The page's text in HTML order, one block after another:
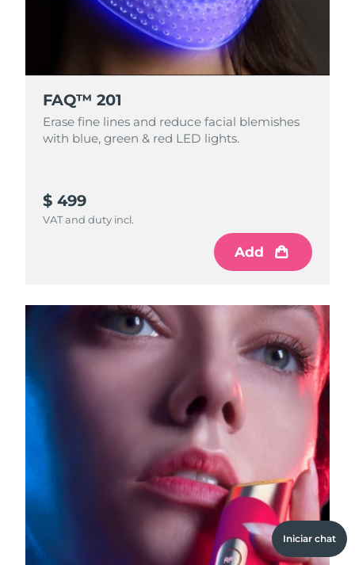
FAQ™ 201
Erase fine lines and reduce facial blemishes
with blue, green & red LED lights.
$ 499
VAT and duty incl.
Add
Iniciar chat